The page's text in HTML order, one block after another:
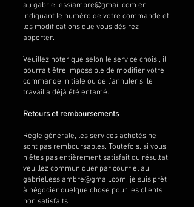
au gabriel.essiambre@gmail.com en
indiquant le numéro de votre commande et
les modifications que vous désirez
apporter.
Veuillez noter que selon le service choisi, il
pourrait être impossible de modifier votre
commande initiale ou de l’annuler si le
travail a déjà été entamé.
Retours et remboursements
Règle générale, les services achetés ne
sont pas remboursables. Toutefois, si vous
n’êtes pas entièrement satisfait du résultat,
veuillez communiquer par courriel au
gabriel.essiambre@gmail.com, je suis prêt
à négocier quelque chose pour les clients
non satisfaits.